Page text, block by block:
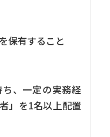
保有すること
、一定の実務経
」を1名以上配置